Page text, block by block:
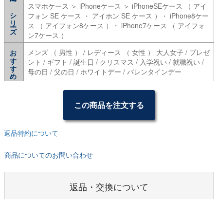
シリーズ
スマホケース ＞ iPhoneケース ＞ iPhoneSEケース （ アイ
フォン SE ケース ・ アイホン SE ケース ）・ iPhone8ケー
ス （ アイフォン8ケース ）・ iPhone7ケース （ アイフォ
ン7ケース ）
おすすめ
メンズ （ 男性 ） / レディース （ 女性 ） 大人女子 / プレゼ
ント / ギフト / 誕生日 / クリスマス / 入学祝い / 就職祝い /
母の日 / 父の日 / ホワイトデー / バレンタインデー
この商品を注文する
返品特約について
商品についてのお問い合わせ
返品・交換について